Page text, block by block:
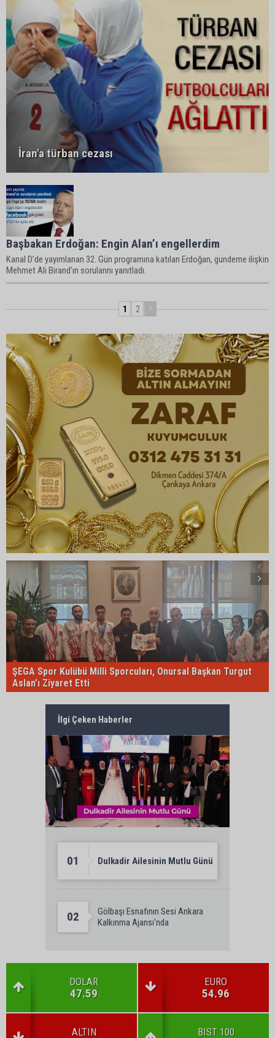
İran'a türban cezası
Başbakan Erdoğan: Engin Alan’ı engellerdim
Kanal D’de yayımlanan 32. Gün programına katılan Erdoğan, gündeme ilişkin
Mehmet Ali Birand’ın sorularını yanıtladı.
1 2
ŞEGA Spor Kulübü Milli Sporcuları, Onursal Başkan Turgut
Aslan’ı Ziyaret Etti
İlgi Çeken Haberler
01 Dulkadir Ailesinin Mutlu Günü
02
Gölbaşı Esnafının Sesi Ankara
Kalkınma Ajansı'nda
DOLAR
47.59
EURO
54.96
ALTIN BIST 100